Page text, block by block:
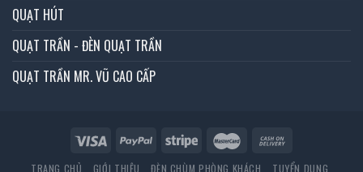
QUẠT HÚT
QUẠT TRẦN - ĐÈN QUẠT TRẦN
QUẠT TRẦN MR. VŨ CAO CẤP
TRANG CHỦ GIỚI THIỆU ĐÈN CHÙM PHÒNG KHÁCH TUYỂN DỤNG